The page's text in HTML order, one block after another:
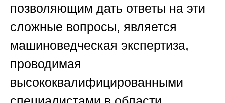
позволяющим дать ответы на эти
сложные вопросы, является
машиноведческая экспертиза,
проводимая
высококвалифицированными